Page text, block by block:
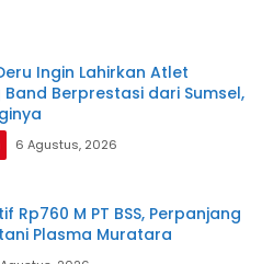
Ingin Lahirkan Atlet
Band Berprestasi dari Sumsel,
6 Agustus, 2026
Rp760 M PT BSS, Perpanjang
Plasma Muratara